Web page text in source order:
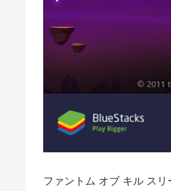
ファントム オブ キル ス